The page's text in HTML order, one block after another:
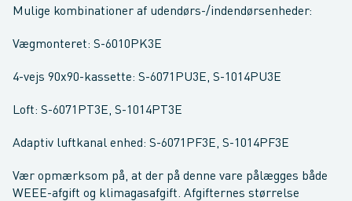
Mulige kombinationer af udendørs-/indendørsenheder:
Vægmonteret: S-6010PK3E
4-vejs 90x90-kassette: S-6071PU3E, S-1014PU3E
Loft: S-6071PT3E, S-1014PT3E
Adaptiv luftkanal enhed: S-6071PF3E, S-1014PF3E
Vær opmærksom på, at der på denne vare pålægges både
WEEE-afgift og klimagasafgift. Afgifternes størrelse